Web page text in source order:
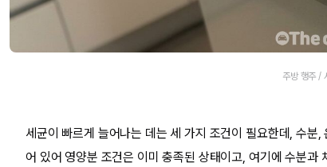
주방 행주 /
세균이 빠르게 늘어나는 데는 세 가지 조건이 필요한데, 수
어 있어 영양분 조건은 이미 충족된 상태이고, 여기에 수분